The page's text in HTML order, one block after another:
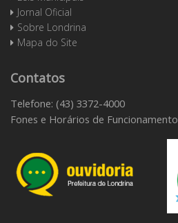
Jornal Oficial
Sobre Londrina
Mapa do Site
Contatos
Telefone: (43) 3372-4000
Fones e Horários de Funcionamento